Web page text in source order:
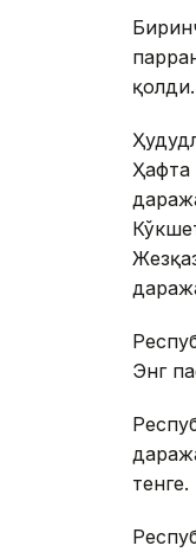
қолди.
Ҳафта
Энг
тенге.